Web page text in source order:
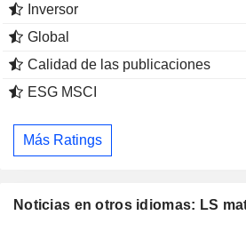
Noticias en otros idiomas: LS
Inversor
Global
Calidad de las publicaciones
ESG MSCI
Más Ratings